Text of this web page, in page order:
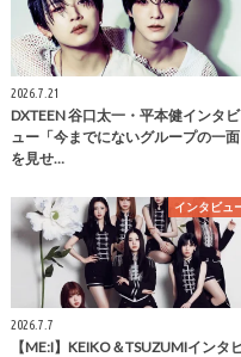
2026.7.21
DXTEEN 谷口太一・平本健インタビ
ュー「今までにないグループの一面
を見せ…
インタビュ
2026.7.7
【ME:I】KEIKO＆TSUZUMIインタ